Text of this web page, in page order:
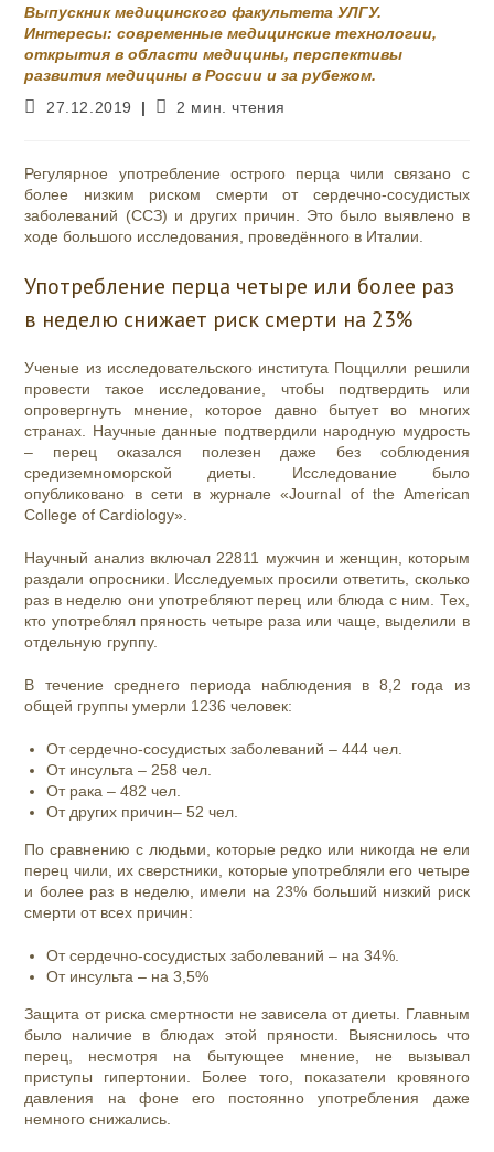
Выпускник медицинского факультета УЛГУ.
Интересы: современные медицинские технологии,
открытия в области медицины, перспективы
развития медицины в России и за рубежом.
Запись
27.12.2019
Время
2 мин. чтения
Регулярное употребление острого перца чили связано с
более низким риском смерти от сердечно-сосудистых
заболеваний (ССЗ) и других причин. Это было выявлено в
ходе большого исследования, проведённого в Италии.
Употребление перца четыре или более раз
в неделю снижает риск смерти на 23%
Ученые из исследовательского института Поццилли решили
провести такое исследование, чтобы подтвердить или
опровергнуть мнение, которое давно бытует во многих
странах. Научные данные подтвердили народную мудрость
– перец оказался полезен даже без соблюдения
средиземноморской диеты. Исследование было
опубликовано в сети в журнале «Journal of the American
College of Cardiology».
Научный анализ включал 22811 мужчин и женщин, которым
раздали опросники. Исследуемых просили ответить, сколько
раз в неделю они употребляют перец или блюда с ним. Тех,
кто употреблял пряность четыре раза или чаще, выделили в
отдельную группу.
В течение среднего периода наблюдения в 8,2 года из
общей группы умерли 1236 человек:
От сердечно-сосудистых заболеваний – 444 чел.
От инсульта – 258 чел.
От рака – 482 чел.
От других причин– 52 чел.
По сравнению с людьми, которые редко или никогда не ели
перец чили, их сверстники, которые употребляли его четыре
и более раз в неделю, имели на 23% больший низкий риск
смерти от всех причин:
От сердечно-сосудистых заболеваний – на 34%.
От инсульта – на 3,5%
Защита от риска смертности не зависела от диеты. Главным
было наличие в блюдах этой пряности. Выяснилось что
перец, несмотря на бытующее мнение, не вызывал
приступы гипертонии. Более того, показатели кровяного
давления на фоне его постоянно употребления даже
немного снижались.